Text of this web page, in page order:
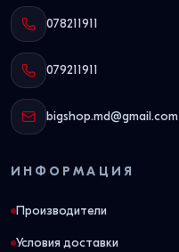
078211911
079211911
bigshop.md@gmail.com
ИНФОРМАЦИЯ
Производители
Условия доставки